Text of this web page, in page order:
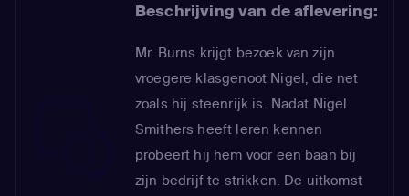
Beschrijving van de aflevering:
Mr. Burns krijgt bezoek van zijn
vroegere klasgenoot Nigel, die net
zoals hij steenrijk is. Nadat Nigel
Smithers heeft leren kennen
probeert hij hem voor een baan bij
zijn bedrijf te strikken. De uitkomst